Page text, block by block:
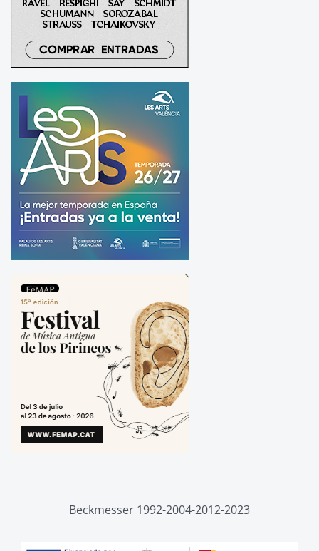
Beckmesser 1992-2004-2012-2023